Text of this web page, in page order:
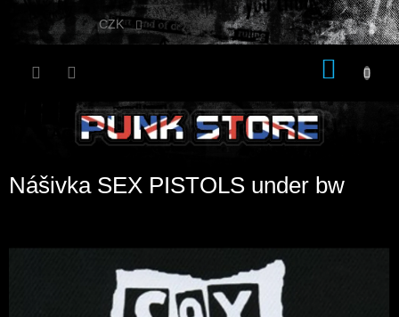
Přejít
CZK
Nášivka SEX PISTOLS under bw